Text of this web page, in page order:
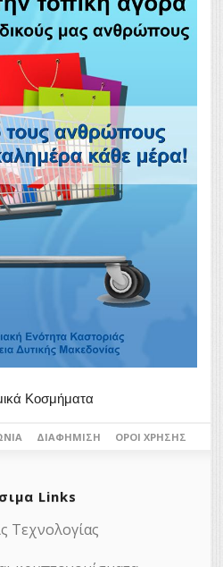
Κοσμήματα
ΔΙΑΦΉΜΙΣΗ ΌΡΟΙ ΧΡΉΣΗΣ
Links
Τεχνολογίας